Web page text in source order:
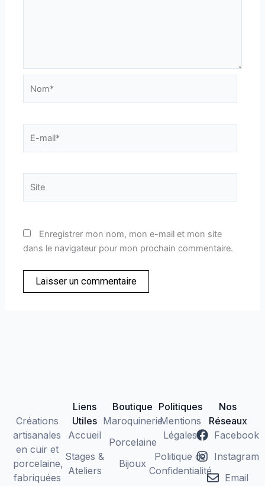
mail*
Enregistrer mon nom, mon e-mail et mon site
dans le navigateur pour mon prochain commentaire.
Créations
artisanales
en cuir et
porcelaine,
fabriquées
Liens
Utiles
Accueil
Stages &
Ateliers
Boutique
Maroquinerie
Porcelaine
Bijoux
Politiques
Mentions
Légales
Politique de
Confidentialité
Nos
Réseaux
Facebook
Instagram
Email